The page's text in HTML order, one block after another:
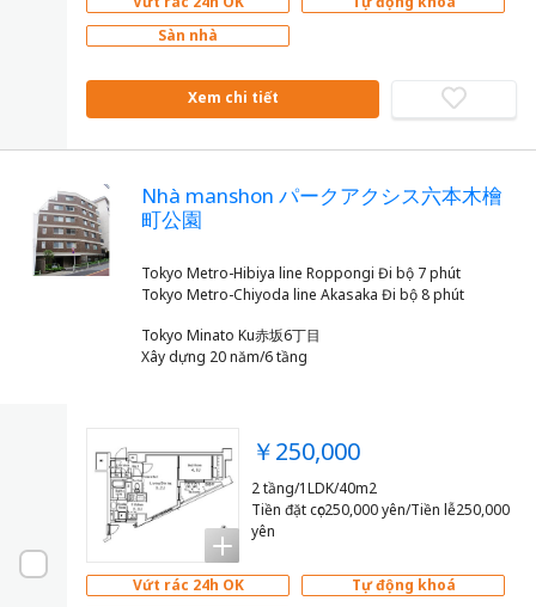
Sàn nhà
Xem chi tiết
Nhà manshon パークアクシス六本木檜
町公園
Tokyo Metro-Hibiya line Roppongi Đi bộ 7 phút
Tokyo Minato Ku赤坂6丁目
Xây dựng 20 năm/6 tầng
￥250,000
2 tầng/1LDK/40m2
Tiền đặt cọc250,000 yên/Tiền lễ250,000
yên
Vứt rác 24h OK
Tự động khoá